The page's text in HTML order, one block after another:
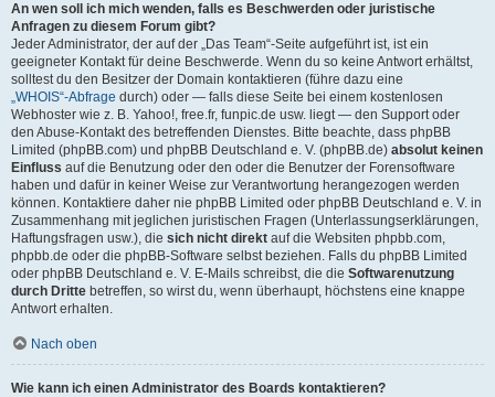
An wen soll ich mich wenden, falls es Beschwerden oder juristische
Anfragen zu diesem Forum gibt?
Jeder Administrator, der auf der „Das Team“-Seite aufgeführt ist, ist ein
geeigneter Kontakt für deine Beschwerde. Wenn du so keine Antwort erhältst,
solltest du den Besitzer der Domain kontaktieren (führe dazu eine
„WHOIS“-Abfrage durch) oder — falls diese Seite bei einem kostenlosen
Webhoster wie z. B. Yahoo!, free.fr, funpic.de usw. liegt — den Support oder
den Abuse-Kontakt des betreffenden Dienstes. Bitte beachte, dass phpBB
Limited (phpBB.com) und phpBB Deutschland e. V. (phpBB.de) absolut keinen
Einfluss auf die Benutzung oder den oder die Benutzer der Forensoftware
haben und dafür in keiner Weise zur Verantwortung herangezogen werden
können. Kontaktiere daher nie phpBB Limited oder phpBB Deutschland e. V. in
Zusammenhang mit jeglichen juristischen Fragen (Unterlassungserklärungen,
Haftungsfragen usw.), die sich nicht direkt auf die Websiten phpbb.com,
phpbb.de oder die phpBB-Software selbst beziehen. Falls du phpBB Limited
oder phpBB Deutschland e. V. E-Mails schreibst, die die Softwarenutzung
durch Dritte betreffen, so wirst du, wenn überhaupt, höchstens eine knappe
Antwort erhalten.
Nach oben
Wie kann ich einen Administrator des Boards kontaktieren?